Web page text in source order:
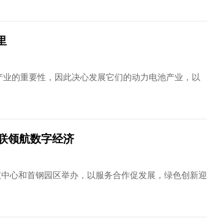
的重要性，因此决心发展它们的动力电池产业，以
领航数字经济
心和首钢园区举办，以服务合作促发展，绿色创新迎